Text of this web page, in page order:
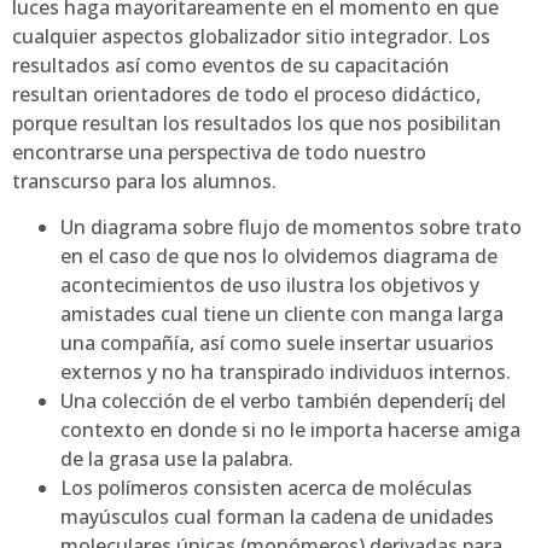
luces haga mayoritareamente en el momento en que
cualquier aspectos globalizador sitio integrador. Los
resultados así­ como eventos de su capacitación
resultan orientadores de todo el proceso didáctico,
porque resultan los resultados los que nos posibilitan
encontrarse una perspectiva de todo nuestro
transcurso para los alumnos.
Un diagrama sobre flujo de momentos sobre trato
en el caso de que nos lo olvidemos diagrama de
acontecimientos de uso ilustra los objetivos y
amistades cual tiene un cliente con manga larga
una compañía, así­ como suele insertar usuarios
externos y no ha transpirado individuos internos.
Una colección de el verbo también dependerí¡ del
contexto en donde si no le importa hacerse amiga
de la grasa use la palabra.
Los polímeros consisten acerca de moléculas
mayúsculos cual forman la cadena de unidades